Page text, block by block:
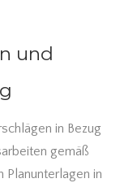
und
in Bezug
gemäß
Planunterlagen in